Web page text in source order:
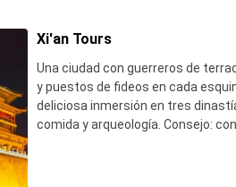
Xi'an Tours
Una ciudad con guerreros de
y puestos de fideos en cada
deliciosa inmersión en tres
comida y arqueología. Consejo: